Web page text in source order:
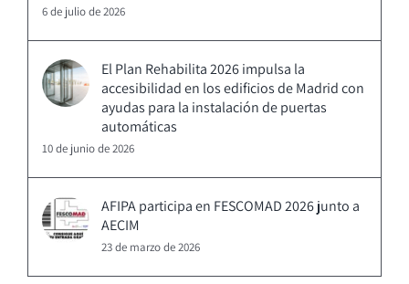
6 de julio de 2026
El Plan Rehabilita 2026 impulsa la
accesibilidad en los edificios de Madrid con
ayudas para la instalación de puertas
automáticas
10 de junio de 2026
AFIPA participa en FESCOMAD 2026 junto a
AECIM
23 de marzo de 2026